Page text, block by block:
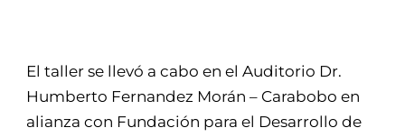
El taller se llevó a cabo en el Auditorio Dr.
Humberto Fernandez Morán – Carabobo en
alianza con Fundación para el Desarrollo de